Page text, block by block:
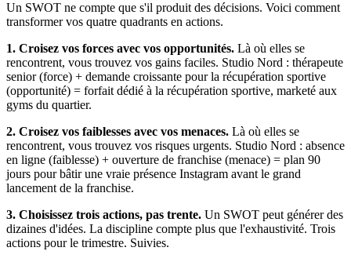
Un SWOT ne compte que s'il produit des décisions. Voici comment
transformer vos quatre quadrants en actions.
1. Croisez vos forces avec vos opportunités. Là où elles se
rencontrent, vous trouvez vos gains faciles. Studio Nord : thérapeute
senior (force) + demande croissante pour la récupération sportive
(opportunité) = forfait dédié à la récupération sportive, marketé aux
gyms du quartier.
2. Croisez vos faiblesses avec vos menaces. Là où elles se
rencontrent, vous trouvez vos risques urgents. Studio Nord : absence
en ligne (faiblesse) + ouverture de franchise (menace) = plan 90
jours pour bâtir une vraie présence Instagram avant le grand
lancement de la franchise.
3. Choisissez trois actions, pas trente. Un SWOT peut générer des
dizaines d'idées. La discipline compte plus que l'exhaustivité. Trois
actions pour le trimestre. Suivies.